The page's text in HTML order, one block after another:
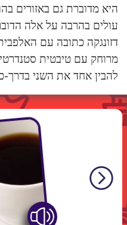
היא מדוברת גם באזורים
עולים בהרבה על אלה
דזונגקה כתובה עם
מרוחק עם טיבטית
להבין אחד את השני בדרך-